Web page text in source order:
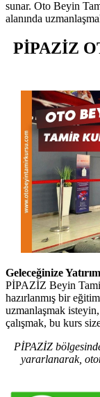
sunar. Oto Beyin
alanında
PİPAZİZ
Geleceğinize
PİPAZİZ Beyin
hazırlanmış bir
uzmanlaşmak
çalışmak, bu kurs
PİPAZİZ
yararlanarak,